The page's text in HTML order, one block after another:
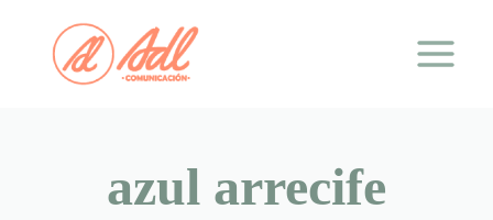
contenido
azul arrecife